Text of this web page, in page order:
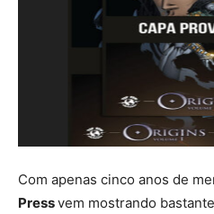
Com apenas cinco anos de
Pressvem mostrando